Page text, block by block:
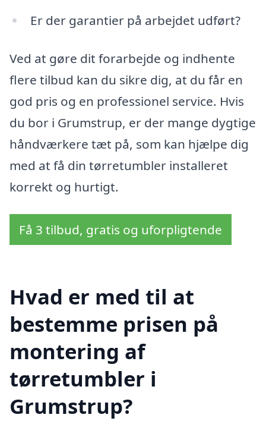
Er der garantier på arbejdet udført?
Ved at gøre dit forarbejde og indhente
flere tilbud kan du sikre dig, at du får en
god pris og en professionel service. Hvis
du bor i Grumstrup, er der mange dygtige
håndværkere tæt på, som kan hjælpe dig
med at få din tørretumbler installeret
korrekt og hurtigt.
Få 3 tilbud, gratis og uforpligtende
Hvad er med til at
bestemme prisen på
montering af
tørretumbler i
Grumstrup?